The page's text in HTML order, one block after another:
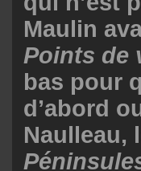
Maulin
Points de
bas pour
d’abord
Naulleau,